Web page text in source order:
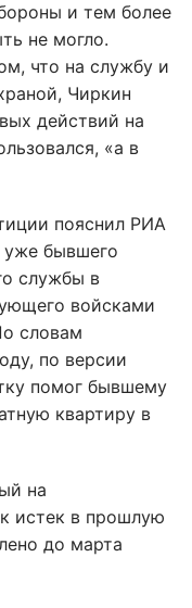
и тем более
не могло.
что на службу и
Чиркин
действий на
«а в
пояснил РИА
уже бывшего
службы в
войсками
словам
по версии
помог бывшему
квартиру в
на
истек в прошлую
до марта